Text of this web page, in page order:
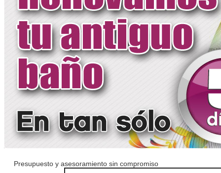
Presupuesto y asesoramiento sin compromiso